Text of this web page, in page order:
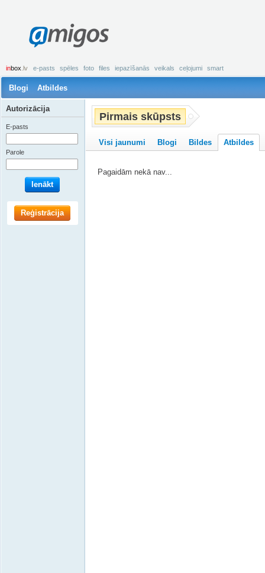
amigos
inbox .lv e-pasts spēles foto files iepazīšanās veikals ceļojumi smart
Blogi Atbildes
Pirmais skūpsts
Visi jaunumi Blogi Bildes Atbildes
Pagaidām nekā nav...
Autorizācija
E-pasts
Parole
Ienākt
Reģistrācija